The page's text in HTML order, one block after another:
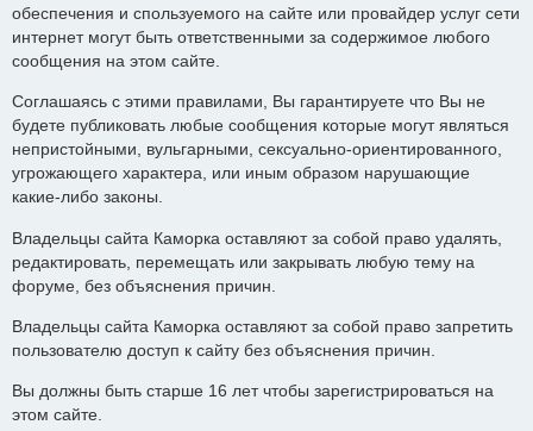
обеспечения и спользуемого на сайте или провайдер услуг сети
интернет могут быть ответственными за содержимое любого
сообщения на этом сайте.
Соглашаясь с этими правилами, Вы гарантируете что Вы не
будете публиковать любые сообщения которые могут являться
непристойными, вульгарными, сексуально-ориентированного,
угрожающего характера, или иным образом нарушающие
какие-либо законы.
Владельцы сайта Каморка оставляют за собой право удалять,
редактировать, перемещать или закрывать любую тему на
форуме, без объяснения причин.
Владельцы сайта Каморка оставляют за собой право запретить
пользователю доступ к сайту без объяснения причин.
Вы должны быть старше 16 лет чтобы зарегистрироваться на
этом сайте.